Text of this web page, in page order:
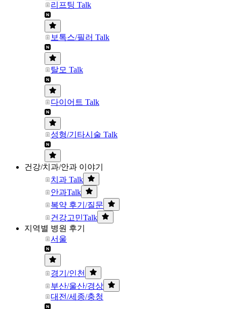
리프팅 Talk
보톡스/필러 Talk
탈모 Talk
다이어트 Talk
성형/기타시술 Talk
건강/치과/안과 이야기
치과 Talk
안과Talk
복약 후기/질문
건강고민Talk
지역별 병원 후기
서울
경기/인천
부산/울산/경상
대전/세종/충청